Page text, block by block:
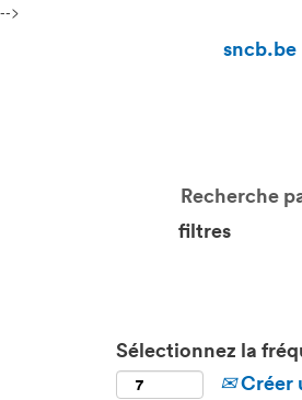
-->
sncb.be
filtres
Sélectionnez la
Créer